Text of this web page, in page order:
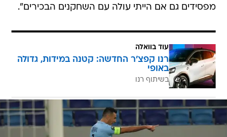
מפסידים גם אם הייתי עולה עם השחקנים הבכירים".
עוד בוואלה
רנו קפצ'ר החדשה: קטנה במידות, גדולה
באופי
בשיתוף רנו